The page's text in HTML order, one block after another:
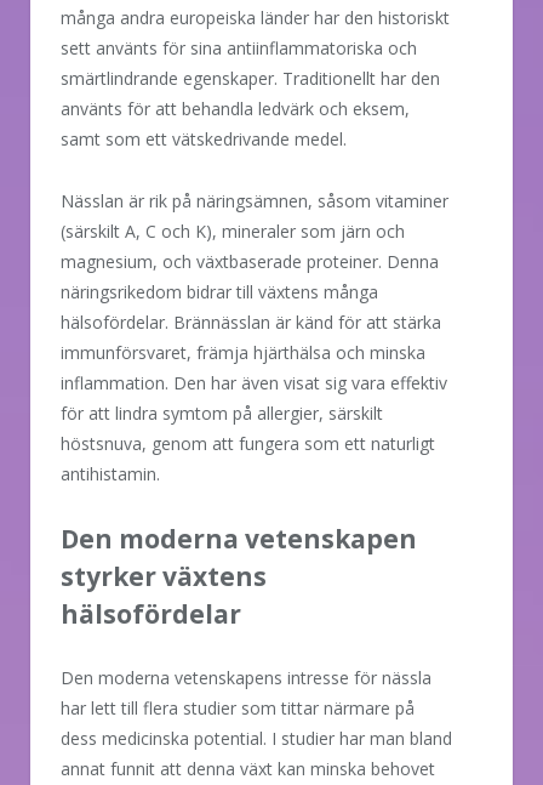
många andra europeiska länder har den historiskt
sett använts för sina antiinflammatoriska och
smärtlindrande egenskaper. Traditionellt har den
använts för att behandla ledvärk och eksem,
samt som ett vätskedrivande medel.
Nässlan är rik på näringsämnen, såsom vitaminer
(särskilt A, C och K), mineraler som järn och
magnesium, och växtbaserade proteiner. Denna
näringsrikedom bidrar till växtens många
hälsofördelar. Brännässlan är känd för att stärka
immunförsvaret, främja hjärthälsa och minska
inflammation. Den har även visat sig vara effektiv
för att lindra symtom på allergier, särskilt
höstsnuva, genom att fungera som ett naturligt
antihistamin.
Den moderna vetenskapen
styrker växtens
hälsofördelar
Den moderna vetenskapens intresse för nässla
har lett till flera studier som tittar närmare på
dess medicinska potential. I studier har man bland
annat funnit att denna växt kan minska behovet